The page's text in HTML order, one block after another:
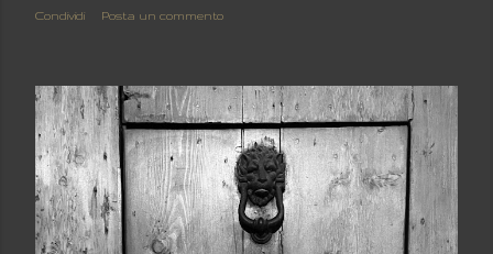
Condividi Posta un commento